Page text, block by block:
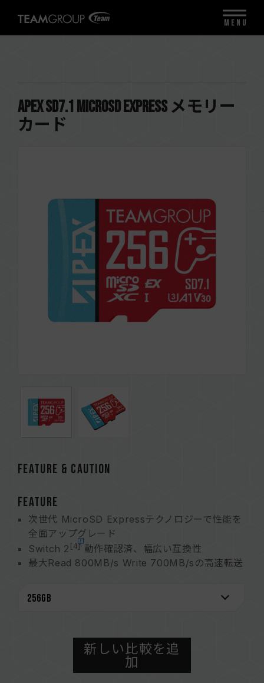
APEX SD7.1 MicroSD Express メモリー
カード
FEATURE & CAUTION
FEATURE
次世代 MicroSD Expressテクノロジーで性能を
全面アップグレード
Switch 2 [4] 動作確認済、幅広い互換性
最大Read 800MB/s Write 700MB/sの高速転送
1TBの大容量、ストレージスペース
4K録画もスムーズ、決定的瞬間を逃さない
新しい比較を追
加
MENU